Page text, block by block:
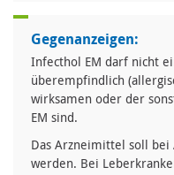
Gegenanzeigen:
Infecthol EM darf nicht
überempfindlich
wirksamen oder der
EM sind.
Das Arzneimittel soll
werden. Bei